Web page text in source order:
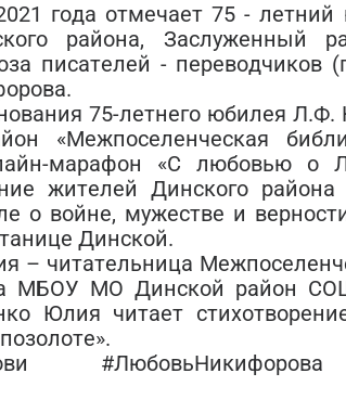
года отмечает 75 - летний
района, Заслуженный
писателей - переводчиков
75-летнего юбилея
«Межпоселенческая
марафон «С любовью о
жителей Динского
о войне, мужестве и
Динской.
читательница
МБОУ МО Динской район
Юлия читает